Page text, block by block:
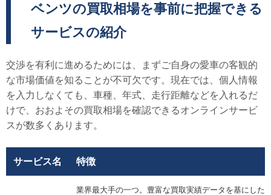
ベンツの買取相場を事前に把握できる
サービスの紹介
交渉を有利に進めるためには、まずご自身の愛車の客観的
な市場価値を知ることが不可欠です。現在では、個人情報
を入力しなくても、車種、年式、走行距離などを入れるだ
けで、おおよその買取相場を確認できるオンラインサービ
スが数多くあります。
サービス名 特徴
業界最大手の一つ。豊富な買取実績データを基にした